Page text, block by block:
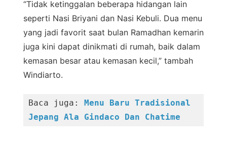
“Tidak ketinggalan beberapa hidangan lain
seperti Nasi Briyani dan Nasi Kebuli. Dua menu
yang jadi favorit saat bulan Ramadhan kemarin
juga kini dapat dinikmati di rumah, baik dalam
kemasan besar atau kemasan kecil,” tambah
Windiarto.
Baca juga: Menu Baru Tradisional
Jepang Ala Gindaco Dan Chatime